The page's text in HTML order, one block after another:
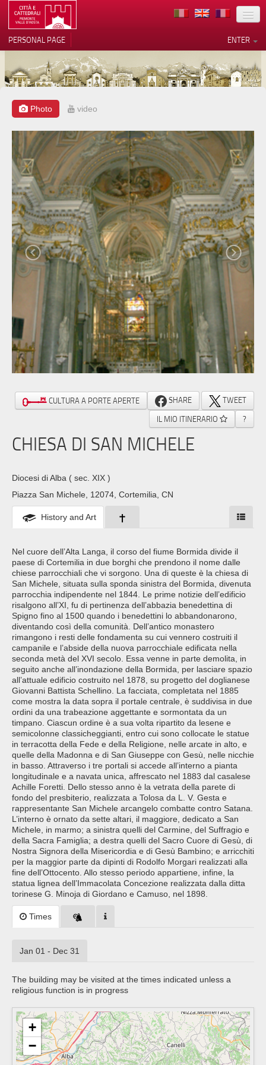
LOCATION
ARCHITECTURE
MUSEUMS
ITINERARIES
EVENTS
HOST
VOLUNTEERS
CONTACTS
PRESS
ENTER
PERSONAL PAGE
Photo video
CULTURA A PORTE APERTE SHARE
TWEET
IL MIO ITINERARIO
?
CHIESA DI SAN MICHELE
Diocesi di Alba ( sec. XIX )
Piazza San Michele, 12074, Cortemilia, CN
History and Art
Nel cuore dell’Alta Langa, il corso del fiume Bormida divide il
paese di Cortemilia in due borghi che prendono il nome dalle
chiese parrocchiali che vi sorgono. Una di queste è la chiesa di
San Michele, situata sulla sponda sinistra del Bormida, divenuta
parrocchia indipendente nel 1844. Le prime notizie dell’edificio
risalgono all’XI, fu di pertinenza dell’abbazia benedettina di
Spigno fino al 1500 quando i benedettini lo abbandonarono,
diventando così della comunità. Dell’antico monastero
rimangono i resti delle fondamenta su cui vennero costruiti il
campanile e l’abside della nuova parrocchiale edificata nella
seconda metà del XVI secolo. Essa venne in parte demolita, in
seguito anche all’inondazione della Bormida, per lasciare spazio
all’attuale edificio costruito nel 1878, su progetto del doglianese
Giovanni Battista Schellino. La facciata, completata nel 1885
come mostra la data sopra il portale centrale, è suddivisa in due
ordini da una trabeazione aggettante e sormontata da un
timpano. Ciascun ordine è a sua volta ripartito da lesene e
semicolonne classicheggianti, entro cui sono collocate le statue
in terracotta della Fede e della Religione, nelle arcate in alto, e
quelle della Madonna e di San Giuseppe con Gesù, nelle nicchie
in basso. Attraverso i tre portali si accede all’interno a pianta
longitudinale e a navata unica, affrescato nel 1883 dal casalese
Achille Foretti. Dello stesso anno è la vetrata della parete di
fondo del presbiterio, realizzata a Tolosa da L. V. Gesta e
rappresentante San Michele arcangelo combatte contro Satana.
L’interno è ornato da sette altari, il maggiore, dedicato a San
Michele, in marmo; a sinistra quelli del Carmine, del Suffragio e
della Sacra Famiglia; a destra quelli del Sacro Cuore di Gesù, di
Nostra Signora della Misericordia e di Gesù Bambino; e arricchiti
per la maggior parte da dipinti di Rodolfo Morgari realizzati alla
fine dell’Ottocento. Allo stesso periodo appartiene, infine, la
statua lignea dell’Immacolata Concezione realizzata dalla ditta
torinese G. Minoja di Giordano e Camuso, nel 1898.
Times
Jan 01 - Dec 31
The building may be visited at the times indicated unless a
religious function is in progress
+
−
Notice at collection
Your Privacy Choices